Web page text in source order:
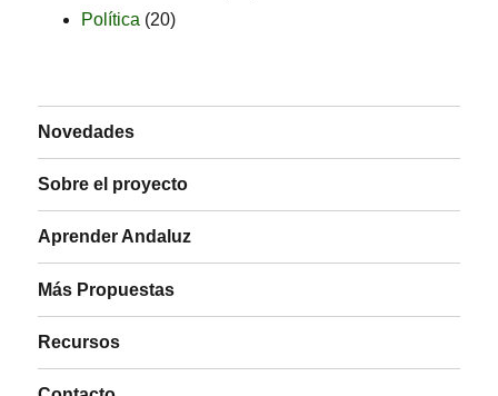
Política (20)
Novedades
Sobre el proyecto
Aprender Andaluz
Más Propuestas
Recursos